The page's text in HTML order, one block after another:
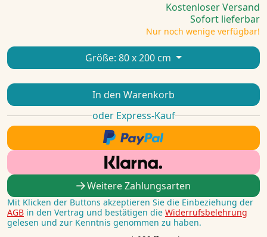
Kostenloser Versand
Sofort lieferbar
Nur noch wenige verfügbar!
Größe: 80 x 200 cm
In den Warenkorb
oder Express-Kauf
Weitere Zahlungsarten
Mit Klicken der Buttons akzeptieren Sie die Einbeziehung der
AGB in den Vertrag und bestätigen die Widerrufsbelehrung
gelesen und zur Kenntnis genommen zu haben.